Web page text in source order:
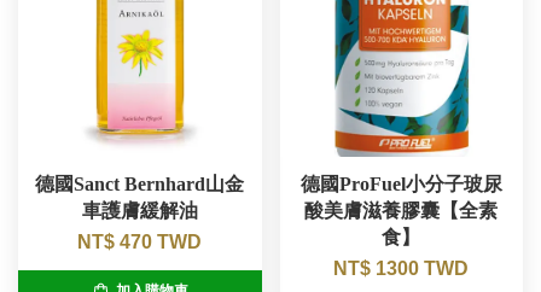
德國Sanct Bernhard山金
車護膚緩解油
NT$ 470 TWD
德國ProFuel小分子玻尿
酸美膚滋養膠囊【全素
食】
NT$ 1300 TWD